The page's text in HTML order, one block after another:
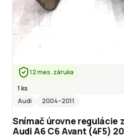
12 mes. záruka
1 ks
Audi
2004–2011
Snímač úrovne regulácie
Audi A6 C6 Avant (4F5)